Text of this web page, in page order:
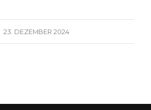
23. DEZEMBER 2024